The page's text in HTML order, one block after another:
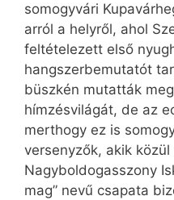
somogyvári
arról a helyről, ahol
feltételezett első
hangszerbemutatót
büszkén mutatták
hímzésvilágát, de az
merthogy ez is
versenyzők, akik közül
Nagyboldogasszony
mag” nevű csapata